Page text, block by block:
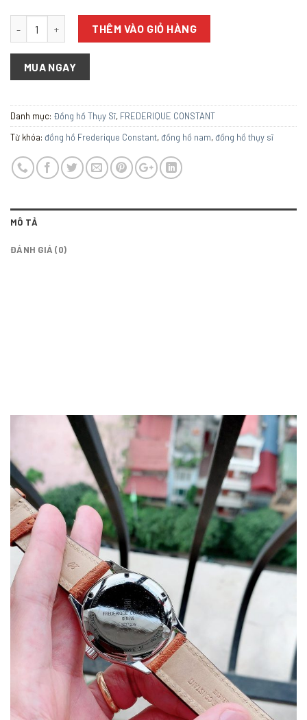
THÊM VÀO GIỎ HÀNG
MUA NGAY
Danh mục: Đồng hồ Thụy Sĩ, FREDERIQUE CONSTANT
Từ khóa: đồng hồ Frederique Constant,đồng hồ nam,đồng hồ thụy sĩ
MÔ TẢ
ĐÁNH GIÁ (0)